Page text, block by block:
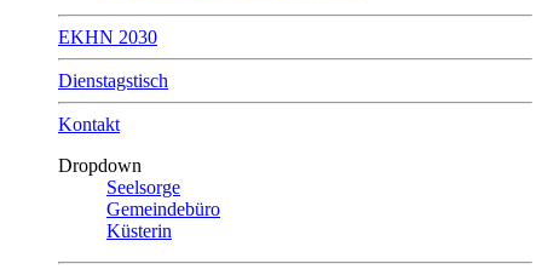
EKHN 2030
Dienstagstisch
Kontakt
Dropdown
Seelsorge
Gemeindebüro
Küsterin